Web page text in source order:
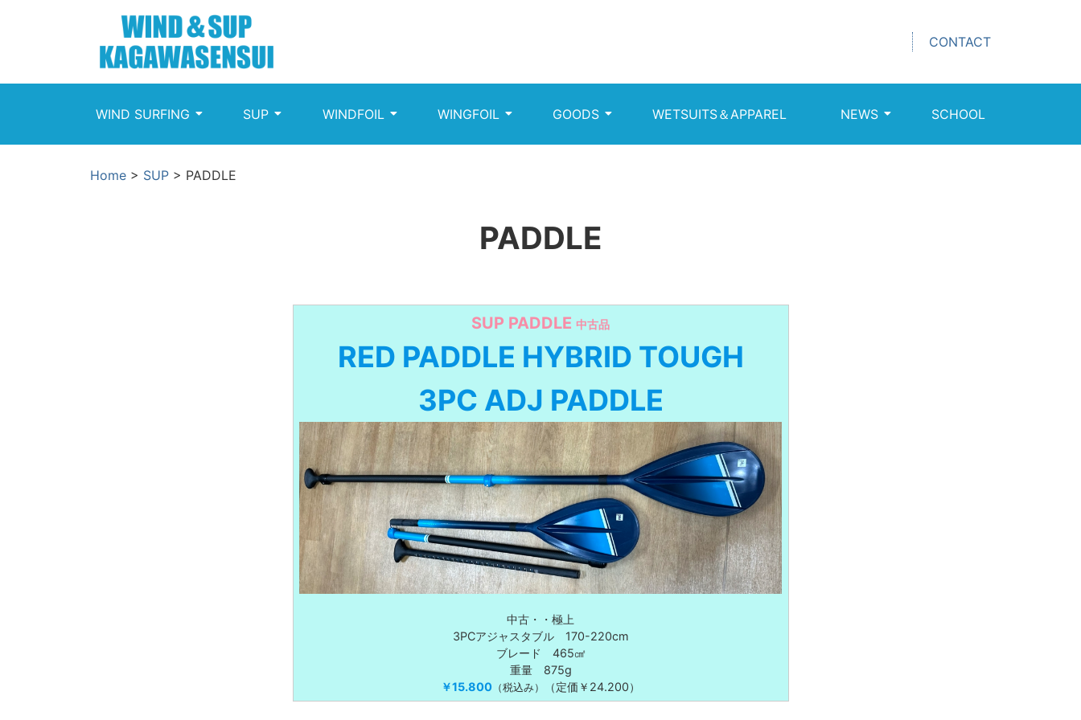
CONTACT
WIND SURFING SUP WINDFOIL WINGFOIL GOODS WETSUITS＆APPAREL NEWS SCHOOL
Home > SUP > PADDLE
PADDLE
SUP PADDLE 中古品
RED PADDLE HYBRID TOUGH
3PC ADJ PADDLE
中古・・極上
3PCアジャスタブル 170-220cm
ブレード 465㎠
重量 875g
￥15.800 （税込み） （定価￥24.200）